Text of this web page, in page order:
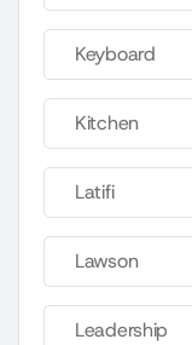
Keyboard
Kitchen
Latifi
Lawson
Leadership